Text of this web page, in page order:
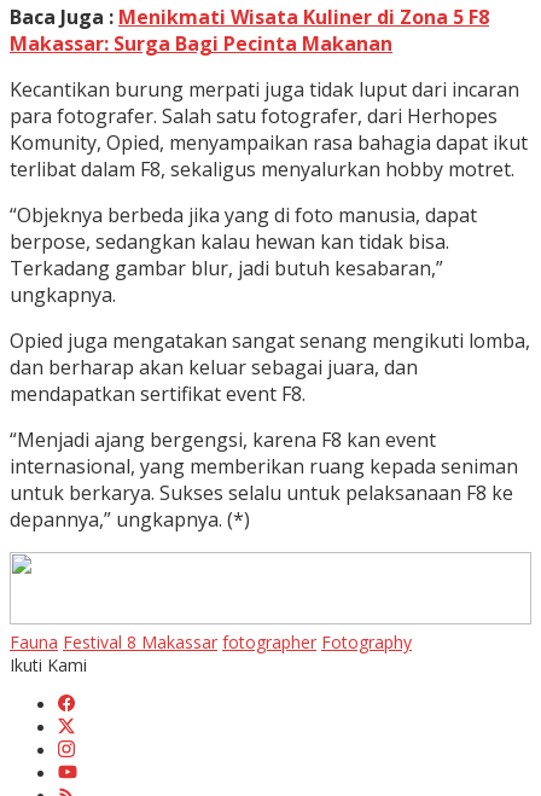
Baca Juga : Menikmati Wisata Kuliner di Zona 5 F8
Makassar: Surga Bagi Pecinta Makanan
Kecantikan burung merpati juga tidak luput dari incaran
para fotografer. Salah satu fotografer, dari Herhopes
Komunity, Opied, menyampaikan rasa bahagia dapat ikut
terlibat dalam F8, sekaligus menyalurkan hobby motret.
“Objeknya berbeda jika yang di foto manusia, dapat
berpose, sedangkan kalau hewan kan tidak bisa.
Terkadang gambar blur, jadi butuh kesabaran,”
ungkapnya.
Opied juga mengatakan sangat senang mengikuti lomba,
dan berharap akan keluar sebagai juara, dan
mendapatkan sertifikat event F8.
“Menjadi ajang bergengsi, karena F8 kan event
internasional, yang memberikan ruang kepada seniman
untuk berkarya. Sukses selalu untuk pelaksanaan F8 ke
depannya,” ungkapnya. (*)
Fauna Festival 8 Makassar fotographer Fotography
Ikuti Kami